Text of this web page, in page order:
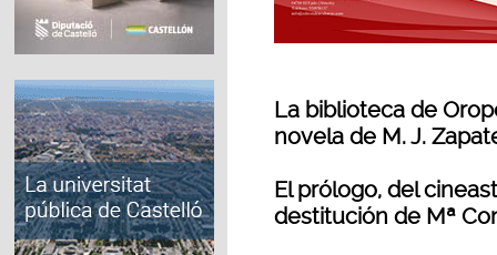
La biblioteca de
novela de M. J.
El prólogo, del
destitución de Mª